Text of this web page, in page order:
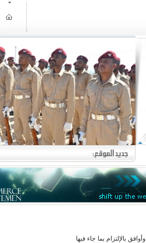
وأوافق بالإلتزام بما جاء فيها